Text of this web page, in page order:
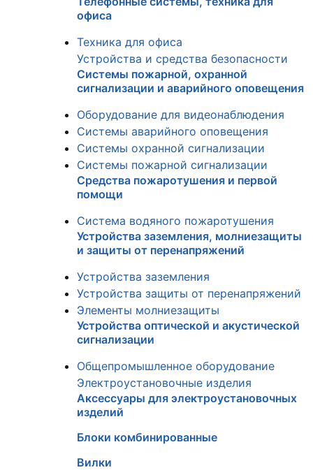
офиса
Техника для офиса
Устройства и средства безопасности
Системы пожарной, охранной
сигнализации и аварийного оповещения
Оборудование для видеонаблюдения
Системы аварийного оповещения
Системы охранной сигнализации
Системы пожарной сигнализации
Средства пожаротушения и первой
помощи
Система водяного пожаротушения
Устройства заземления, молниезащиты
и защиты от перенапряжений
Устройства заземления
Устройства защиты от перенапряжений
Элементы молниезащиты
Устройства оптической и акустической
сигнализации
Общепромышленное оборудование
Электроустановочные изделия
Аксессуары для электроустановочных
изделий
Блоки комбинированные
Вилки